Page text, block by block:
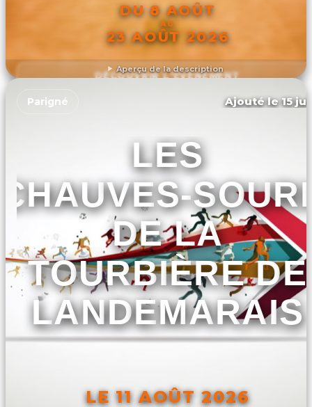
Aperçu de la description
DU 8 AOÛT
AU
23 AOÛT 2026
DÉCOUVRIR L'ÉVÉNEMENT
Parigné Ajouté le 15
LES
CHAUVES-
DE LA
TOURBIÈRE DE
LANDEMARAIS
LE 11 AOÛT 2026